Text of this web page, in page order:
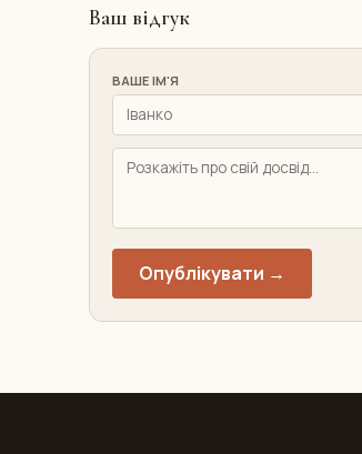
Ваш відгук
ВАШЕ ІМ'Я
Опублікувати →